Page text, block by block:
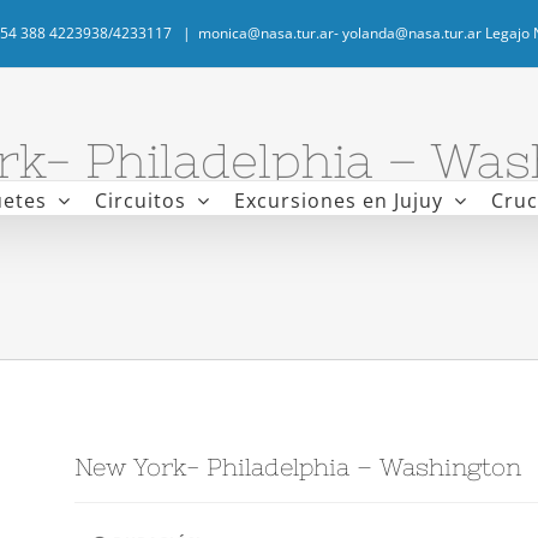
388 4223938/4233117 | monica@nasa.tur.ar- yolanda@nasa.tur.ar Legajo
Circuitos Excursiones en Jujuy
Philadelphia –
Inicio New York- Philadelphia – Washington
New York- Philadelphia – Washington